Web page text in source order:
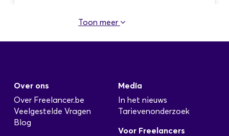
SQL DBA
personeelsintermediair, gespecialiseerd in het
leveren van ICT professionals aan
opdrachtgevers door heel Nederland. Onze
kracht is het leveren van de juiste kandidaat op
het juiste moment op de juiste plaats. Dit doen
Toon meer
Over ons
Over Freelancer.be
Veelgestelde Vragen
Blog
Media
In het nieuws
Tarievenonderzoek
Voor Freelancers